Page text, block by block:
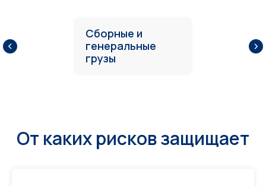
Сборные и
генеральные
грузы
От каких рисков защищает